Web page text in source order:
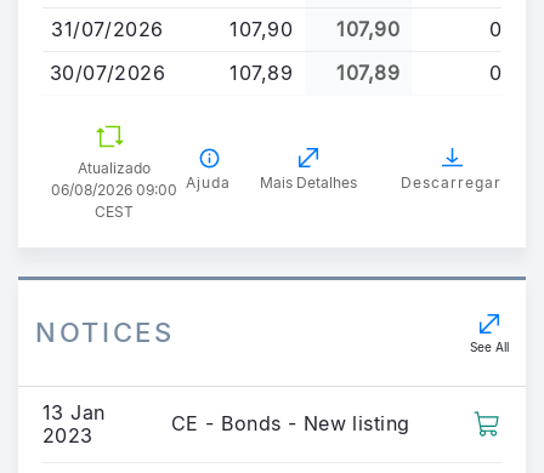
31/07/2026
107,90 107,90
0
30/07/2026
107,89 107,89 0
Atualizado
06/08/2026 09:00
CEST
Ajuda Mais Detalhes Descarregar
NOTICES See All
13 Jan
2023
CE - Bonds - New listing